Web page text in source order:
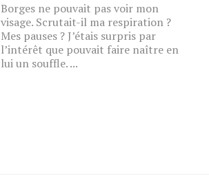
Borges ne pouvait pas voir mon
visage. Scrutait-il ma respiration ?
Mes pauses ? J’étais surpris par
l’intérêt que pouvait faire naître en
lui un souffle. ...